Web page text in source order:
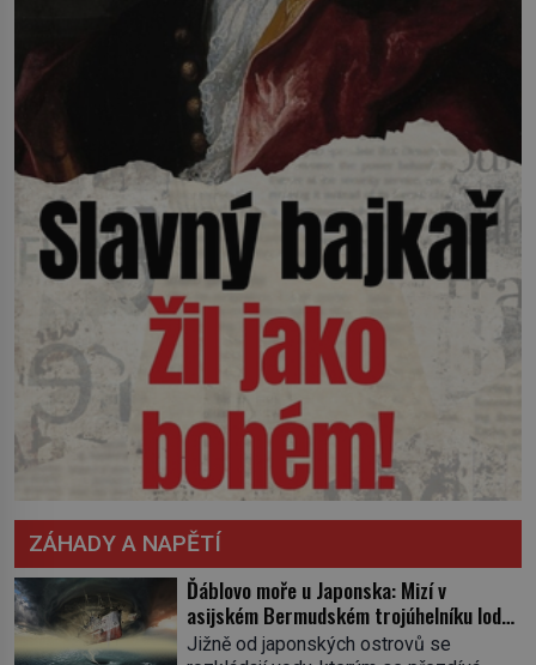
ZÁHADY A NAPĚTÍ
Ďáblovo moře u Japonska: Mizí v
asijském Bermudském trojúhelníku lodě
ve spárech neznámé síly?
Jižně od japonských ostrovů se